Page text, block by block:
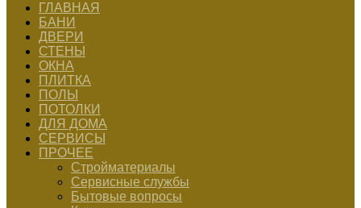
ГЛАВНАЯ
БАНИ
ДВЕРИ
СТЕНЫ
ОКНА
ПЛИТКА
ПОЛЫ
ПОТОЛКИ
ДЛЯ ДОМА
СЕРВИСЫ
ПРОЧЕЕ
Стройматериалы
Сервисные службы
Бытовые вопросы